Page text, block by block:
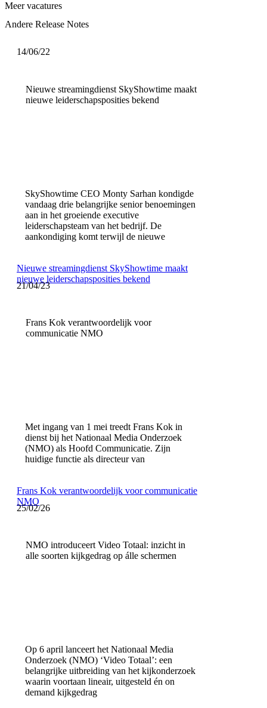
Meer vacatures
Andere Release Notes
14/06/22
Nieuwe streamingdienst SkyShowtime maakt
nieuwe leiderschapsposities bekend
SkyShowtime CEO Monty Sarhan kondigde
vandaag drie belangrijke senior benoemingen
aan in het groeiende executive
leiderschapsteam van het bedrijf. De
aankondiging komt terwijl de nieuwe
Nieuwe streamingdienst SkyShowtime maakt
nieuwe leiderschapsposities bekend
21/04/23
Frans Kok verantwoordelijk voor
communicatie NMO
Met ingang van 1 mei treedt Frans Kok in
dienst bij het Nationaal Media Onderzoek
(NMO) als Hoofd Communicatie. Zijn
huidige functie als directeur van
Frans Kok verantwoordelijk voor communicatie
NMO
25/02/26
NMO introduceert Video Totaal: inzicht in
alle soorten kijkgedrag op álle schermen
Op 6 april lanceert het Nationaal Media
Onderzoek (NMO) ‘Video Totaal’: een
belangrijke uitbreiding van het kijkonderzoek
waarin voortaan lineair, uitgesteld én on
demand kijkgedrag